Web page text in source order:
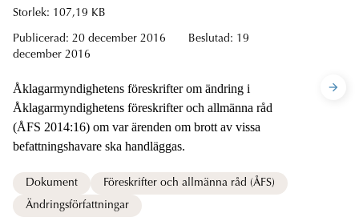
Storlek: 107,19 KB
Publicerad: 20 december 2016 Beslutad: 19
december 2016
Åklagarmyndighetens föreskrifter om ändring i
Åklagarmyndighetens föreskrifter och allmänna råd
(ÅFS 2014:16) om var ärenden om brott av vissa
befattningshavare ska handläggas.
Dokument
Föreskrifter och allmänna råd (ÅFS)
Ändringsförfattningar